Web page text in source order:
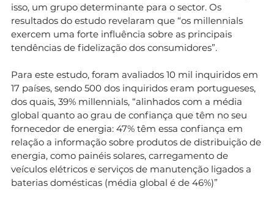
isso, um grupo determinante para o sector. Os
resultados do estudo revelaram que “os millennials
exercem uma forte influência sobre as principais
tendências de fidelização dos consumidores”.
Para este estudo, foram avaliados 10 mil inquiridos em
17 países, sendo 500 dos inquiridos eram portugueses,
dos quais, 39% millennials, “alinhados com a média
global quanto ao grau de confiança que têm no seu
fornecedor de energia: 47% têm essa confiança em
relação a informação sobre produtos de distribuição de
energia, como painéis solares, carregamento de
veículos elétricos e serviços de manutenção ligados a
baterias domésticas (média global é de 46%)”